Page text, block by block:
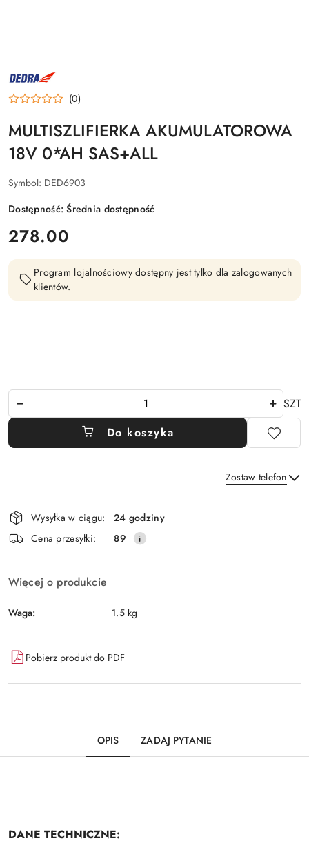
NAZWA
PRODUCENTA:
DEDRA (0)
MULTISZLIFIERKA AKUMULATOROWA
18V 0*AH SAS+ALL
Symbol: DED6903
Dostępność:Średnia dostępność
cena:
278.00
Program lojalnościowy dostępny jest tylko dla zalogowanych
klientów.
SZT
Do koszyka
Zostaw telefon
Wyślij
Dostępność
i
dostawa
Wysyłka w ciągu:
24 godziny
Cena przesyłki:
89
Więcej o produkcie
Waga: 1.5 kg
Pobierz produkt do PDF
OPIS ZADAJ PYTANIE
DANE TECHNICZNE: